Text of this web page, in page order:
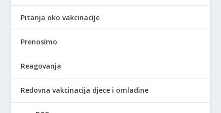
Pitanja oko vakcinacije
Prenosimo
Reagovanja
Redovna vakcinacija djece i omladine